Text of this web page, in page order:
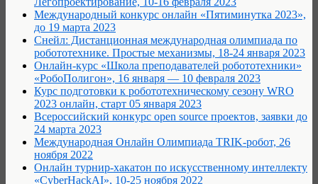
Международный конкурс онлайн «Пятиминутка 2023»,
до 19 марта 2023
Снейл: Дистанционная международная олимпиада по
робототехнике. Простые механизмы, 18-24 января 2023
Онлайн-курс «Школа преподавателей робототехники»
«РобоПолигон», 16 января — 10 февраля 2023
Курс подготовки к робототехническому сезону WRO
2023 онлайн, старт 05 января 2023
Всероссийский конкурс open source проектов, заявки до
24 марта 2023
Международная Онлайн Олимпиада TRIK-робот, 26
ноября 2022
Онлайн турнир-хакатон по искусственному интеллекту
«CyberHackAI», 10-25 ноября 2022